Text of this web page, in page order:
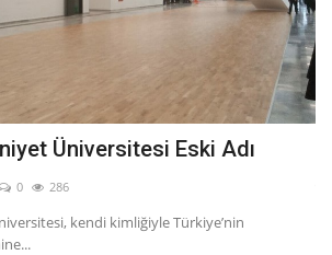
Üniversitesi Eski Adı
0 286
kendi kimliğiyle Türkiye’nin